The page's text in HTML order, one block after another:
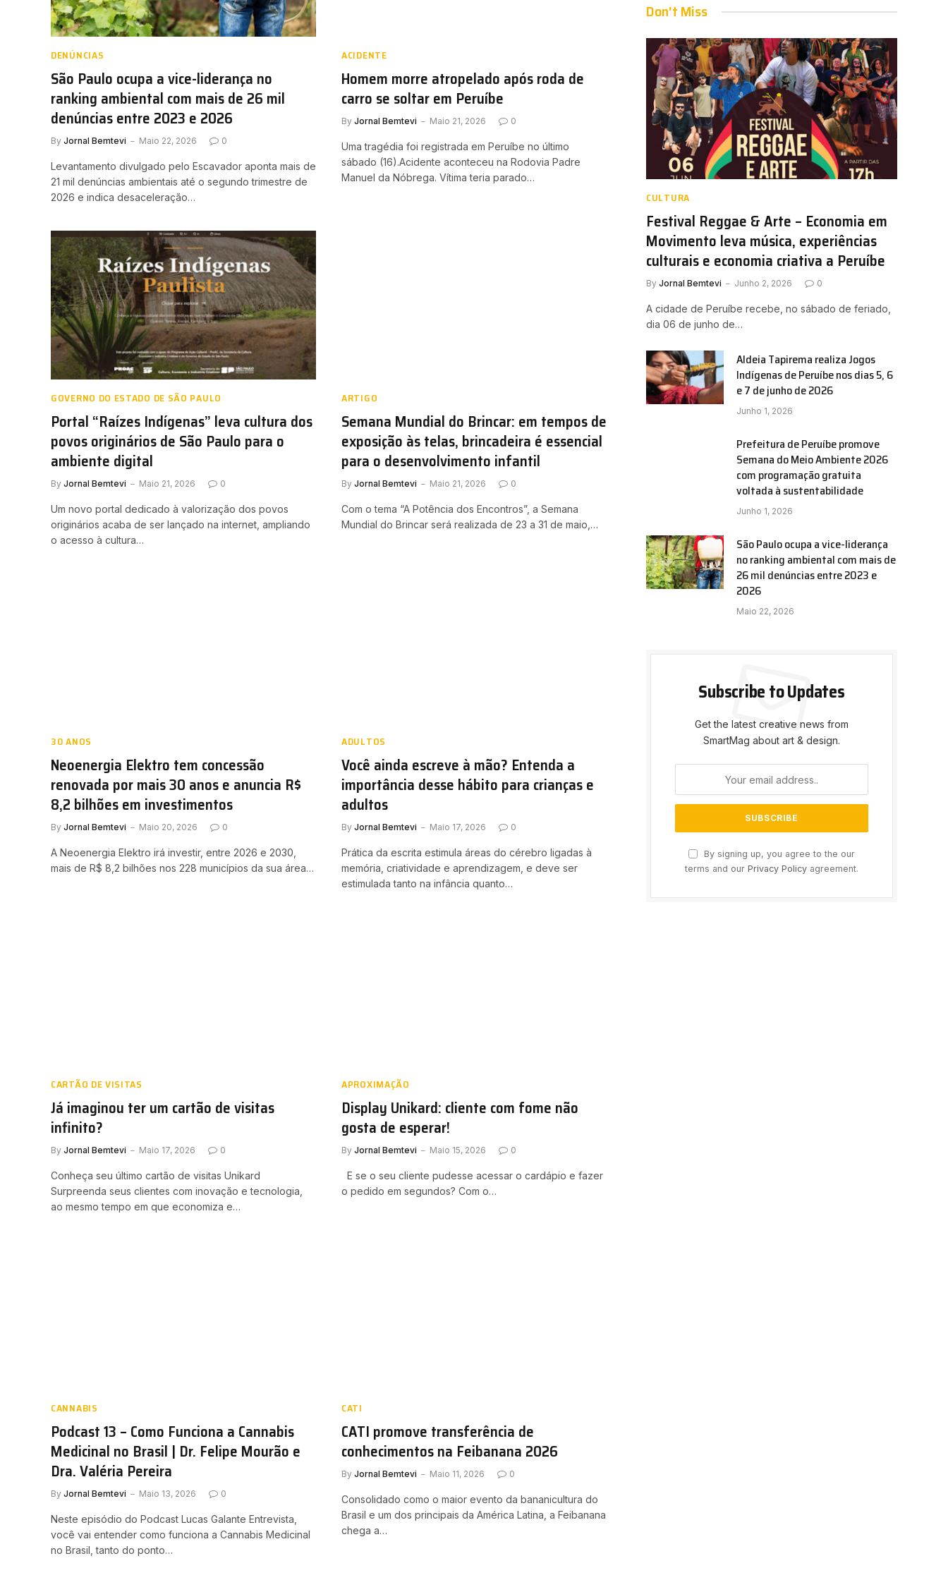
DENÚNCIAS
São Paulo ocupa a vice-liderança no
ranking ambiental com mais de 26 mil
denúncias entre 2023 e 2026
By Jornal Bemtevi Maio 22, 2026 0
Levantamento divulgado pelo Escavador aponta mais de
21 mil denúncias ambientais até o segundo trimestre de
2026 e indica desaceleração…
ACIDENTE
Homem morre atropelado após roda de
carro se soltar em Peruíbe
By Jornal Bemtevi Maio 21, 2026 0
Uma tragédia foi registrada em Peruíbe no último
sábado (16).Acidente aconteceu na Rodovia Padre
Manuel da Nóbrega. Vítima teria parado…
GOVERNO DO ESTADO DE SÃO PAULO
Portal “Raízes Indígenas” leva cultura dos
povos originários de São Paulo para o
ambiente digital
By Jornal Bemtevi Maio 21, 2026 0
Um novo portal dedicado à valorização dos povos
originários acaba de ser lançado na internet, ampliando
o acesso à cultura…
ARTIGO
Semana Mundial do Brincar: em tempos de
exposição às telas, brincadeira é essencial
para o desenvolvimento infantil
By Jornal Bemtevi Maio 21, 2026 0
Com o tema “A Potência dos Encontros”, a Semana
Mundial do Brincar será realizada de 23 a 31 de maio,…
30 ANOS
Neoenergia Elektro tem concessão
renovada por mais 30 anos e anuncia R$
8,2 bilhões em investimentos
By Jornal Bemtevi Maio 20, 2026 0
A Neoenergia Elektro irá investir, entre 2026 e 2030,
mais de R$ 8,2 bilhões nos 228 municípios da sua área…
ADULTOS
Você ainda escreve à mão? Entenda a
importância desse hábito para crianças e
adultos
By Jornal Bemtevi Maio 17, 2026 0
Prática da escrita estimula áreas do cérebro ligadas à
memória, criatividade e aprendizagem, e deve ser
estimulada tanto na infância quanto…
CARTÃO DE VISITAS
Já imaginou ter um cartão de visitas
infinito?
By Jornal Bemtevi Maio 17, 2026 0
Conheça seu último cartão de visitas Unikard
Surpreenda seus clientes com inovação e tecnologia,
ao mesmo tempo em que economiza e…
APROXIMAÇÃO
Display Unikard: cliente com fome não
gosta de esperar!
By Jornal Bemtevi Maio 15, 2026 0
E se o seu cliente pudesse acessar o cardápio e fazer
o pedido em segundos? Com o…
CANNABIS
Podcast 13 – Como Funciona a Cannabis
Medicinal no Brasil | Dr. Felipe Mourão e
Dra. Valéria Pereira
By Jornal Bemtevi Maio 13, 2026 0
Neste episódio do Podcast Lucas Galante Entrevista,
você vai entender como funciona a Cannabis Medicinal
no Brasil, tanto do ponto…
CATI
CATI promove transferência de
conhecimentos na Feibanana 2026
By Jornal Bemtevi Maio 11, 2026 0
Consolidado como o maior evento da bananicultura do
Brasil e um dos principais da América Latina, a Feibanana
chega a…
Don't Miss
CULTURA
Festival Reggae & Arte – Economia em
Movimento leva música, experiências
culturais e economia criativa a Peruíbe
By Jornal Bemtevi Junho 2, 2026 0
A cidade de Peruíbe recebe, no sábado de feriado,
dia 06 de junho de…
Aldeia Tapirema realiza Jogos
Indígenas de Peruíbe nos dias 5, 6
e 7 de junho de 2026
Junho 1, 2026
Prefeitura de Peruíbe promove
Semana do Meio Ambiente 2026
com programação gratuita
voltada à sustentabilidade
Junho 1, 2026
São Paulo ocupa a vice-liderança
no ranking ambiental com mais de
26 mil denúncias entre 2023 e
2026
Maio 22, 2026
Subscribe to Updates
Get the latest creative news from
SmartMag about art & design.
By signing up, you agree to the our
terms and our Privacy Policy agreement.